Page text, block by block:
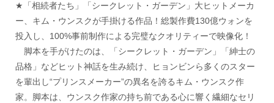
★「相続者たち」「シークレット・ガーデン」大ヒットメーカ
ー、キム・ウンスクが手掛ける作品！総製作費130億ウォンを
投入し、100%事前制作による完璧なクオリティーで映像化！
脚本を手がけたのは、「シークレット・ガーデン」「紳士の
品格」などヒット神話を生み続け、ヒョンビンら多くのスター
を輩出し“プリンスメーカー”の異名を誇るキム・ウンスク作
家。脚本は、ウンスク作家の持ち前である心に響く繊細なセリ